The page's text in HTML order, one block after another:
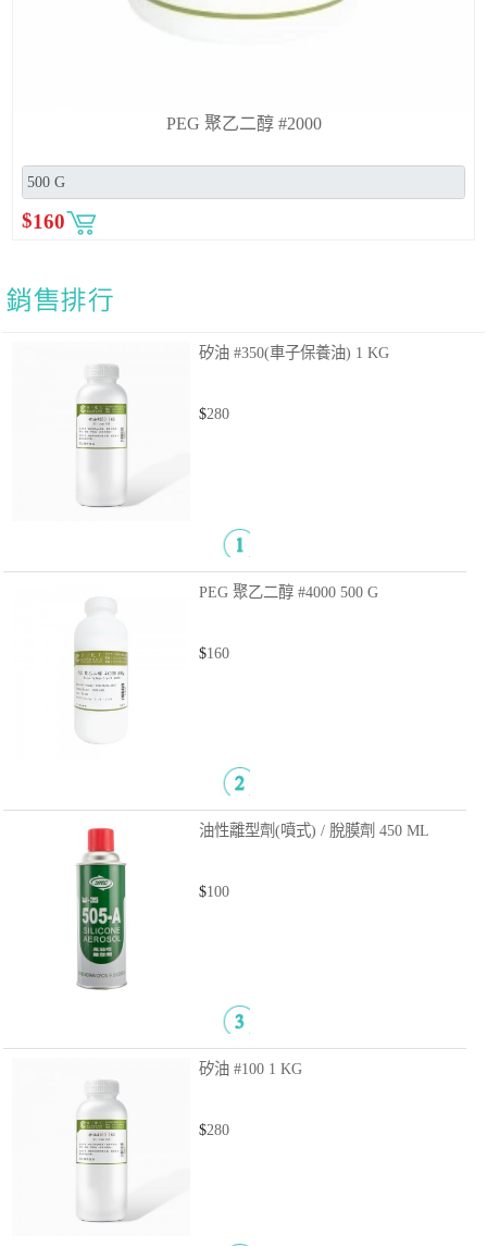
PEG 聚乙二醇 #2000
$160
矽油 #350(車子保養油) 1 KG
$280
PEG 聚乙二醇 #4000 500 G
$160
油性離型劑(噴式) / 脫膜劑 450 ML
$100
矽油 #100 1 KG
$280